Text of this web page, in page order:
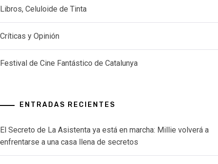
Libros, Celuloide de Tinta
Críticas y Opinión
Festival de Cine Fantástico de Catalunya
ENTRADAS RECIENTES
El Secreto de La Asistenta ya está en marcha: Millie volverá a
enfrentarse a una casa llena de secretos